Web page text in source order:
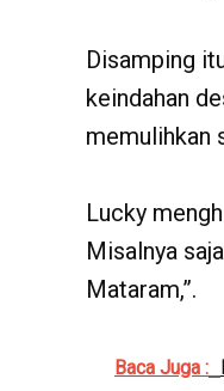
Disamping
keindahan
memulihkan
Lucky
Misalnya
Mataram,”.
Baca Juga :